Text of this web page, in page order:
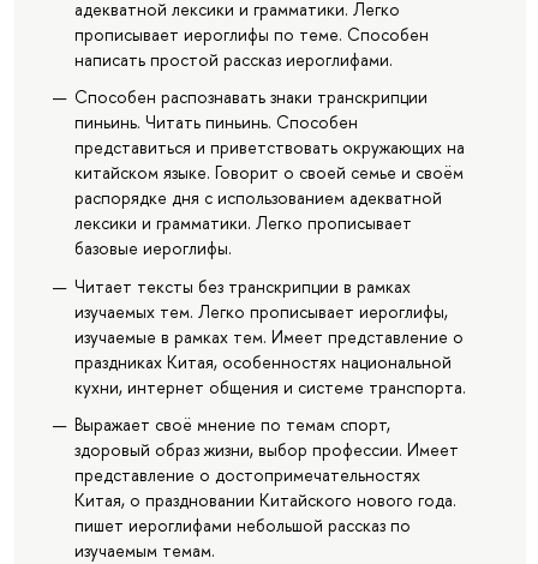
адекватной лексики и грамматики. Легко
прописывает иероглифы по теме. Способен
написать простой рассказ иероглифами.
Способен распознавать знаки транскрипции
пиньинь. Читать пиньинь. Способен
представиться и приветствовать окружающих на
китайском языке. Говорит о своей семье и своём
распорядке дня с использованием адекватной
лексики и грамматики. Легко прописывает
базовые иероглифы.
Читает тексты без транскрипции в рамках
изучаемых тем. Легко прописывает иероглифы,
изучаемые в рамках тем. Имеет представление о
праздниках Китая, особенностях национальной
кухни, интернет общения и системе транспорта.
Выражает своё мнение по темам спорт,
здоровый образ жизни, выбор профессии. Имеет
представление о достопримечательностях
Китая, о праздновании Китайского нового года.
пишет иероглифами небольшой рассказ по
изучаемым темам.